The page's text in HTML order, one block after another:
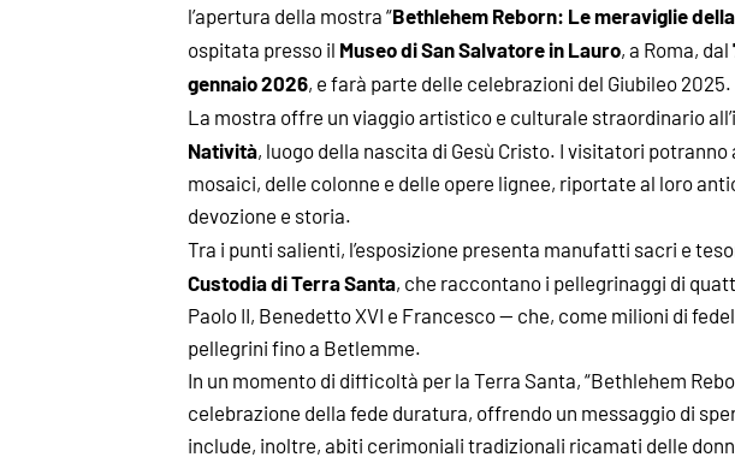
l’apertura della mostra “Bethlehem Reborn: Le meraviglie
ospitata presso il Museo di San Salvatore in Lauro, a Roma, dal
gennaio 2026, e farà parte delle celebrazioni del Giubileo 2025.
La mostra offre un viaggio artistico e culturale straordinario
Natività, luogo della nascita di Gesù Cristo. I visitatori
mosaici, delle colonne e delle opere lignee, riportate al loro
devozione e storia.
Tra i punti salienti, l’esposizione presenta manufatti sacri e
Custodia di Terra Santa, che raccontano i pellegrinaggi di
Paolo II, Benedetto XVI e Francesco — che, come milioni di
pellegrini fino a Betlemme.
In un momento di difficoltà per la Terra Santa, “Bethlehem
celebrazione della fede duratura, offrendo un messaggio di
include, inoltre, abiti cerimoniali tradizionali ricamati delle